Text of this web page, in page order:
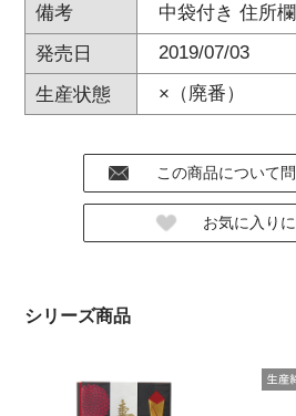
備考
中袋付き 住所欄
発売日
2019/07/03
生産状態
×（廃番）
シリーズ商品